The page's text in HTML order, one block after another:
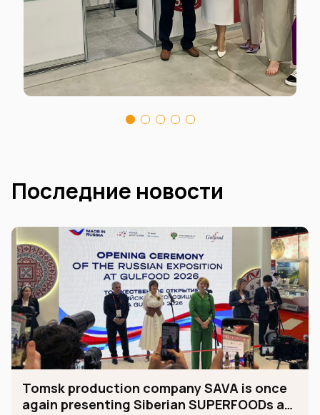
Последние новости
Tomsk production company SAVA is once
again presenting Siberian SUPERFOODs at